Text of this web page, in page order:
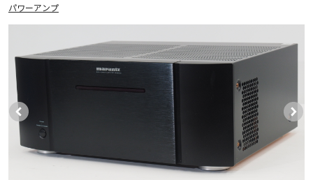
パワーアンプ